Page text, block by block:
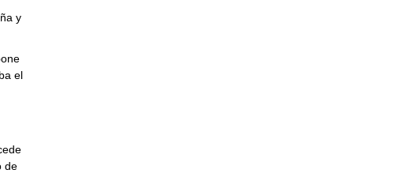
y
el
de